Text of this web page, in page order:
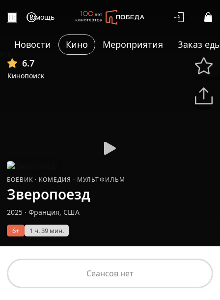
Помощь Войти
Новости Кино Мероприятия
Заказ
6.7
Кинопоиск
БОЕВИК · КОМЕДИЯ · МУЛЬТФИЛЬМ
Зверопоезд
2025 · Франция, США
6+ 1 ч. 39 мин.
Сеансов нет